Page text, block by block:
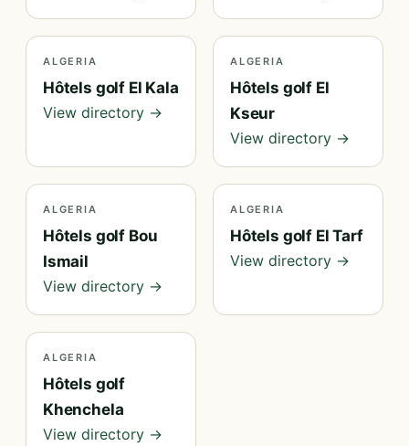
ALGERIA
Hôtels golf El Kala
View directory →
ALGERIA
Hôtels golf El
Kseur
View directory →
ALGERIA
Hôtels golf Bou
Ismail
View directory →
ALGERIA
Hôtels golf El Tarf
View directory →
ALGERIA
Hôtels golf
Khenchela
View directory →